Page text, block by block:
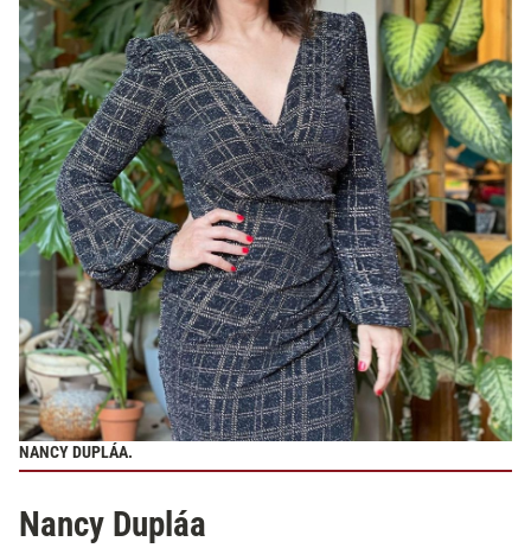
NANCY DUPLÁA.
Nancy Dupláa